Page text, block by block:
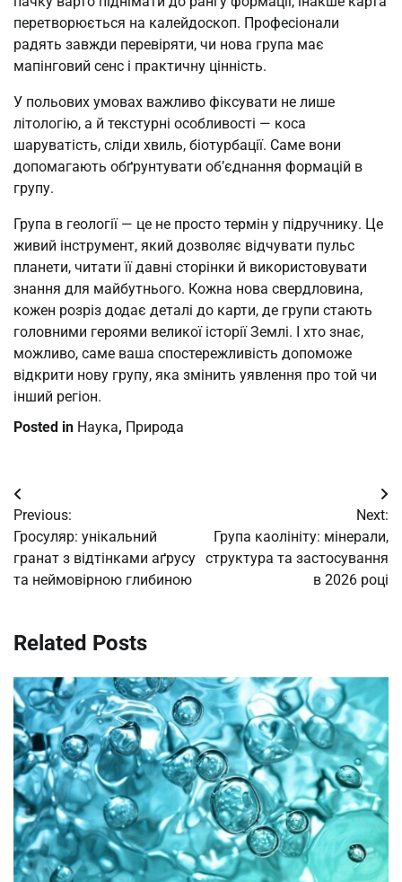
перетворюється на калейдоскоп. Професіонали
радять завжди перевіряти, чи нова група має
мапінговий сенс і практичну цінність.
У польових умовах важливо фіксувати не лише
літологію, а й текстурні особливості — коса
шаруватість, сліди хвиль, біотурбації. Саме вони
допомагають обґрунтувати об’єднання формацій в
групу.
Група в геології — це не просто термін у підручнику. Це
живий інструмент, який дозволяє відчувати пульс
планети, читати її давні сторінки й використовувати
знання для майбутнього. Кожна нова свердловина,
кожен розріз додає деталі до карти, де групи стають
головними героями великої історії Землі. І хто знає,
можливо, саме ваша спостережливість допоможе
відкрити нову групу, яка змінить уявлення про той чи
інший регіон.
Posted in Наука, Природа
Post
navigation
Previous:
Гросуляр: унікальний
гранат з відтінками аґрусу
та неймовірною глибиною
Next:
Група каолініту: мінерали,
структура та застосування
в 2026 році
Related Posts